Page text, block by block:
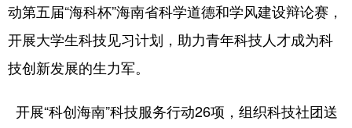
动第五届“海科杯”海南省科学道德和学风建设辩论赛，
开展大学生科技见习计划，助力青年科技人才成为科
技创新发展的生力军。
开展“科创海南”科技服务行动26项，组织科技社团送